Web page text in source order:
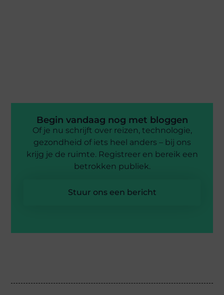
Begin vandaag nog met bloggen
Of je nu schrijft over reizen, technologie,
gezondheid of iets heel anders – bij ons
krijg je de ruimte. Registreer en bereik een
betrokken publiek.
Stuur ons een bericht